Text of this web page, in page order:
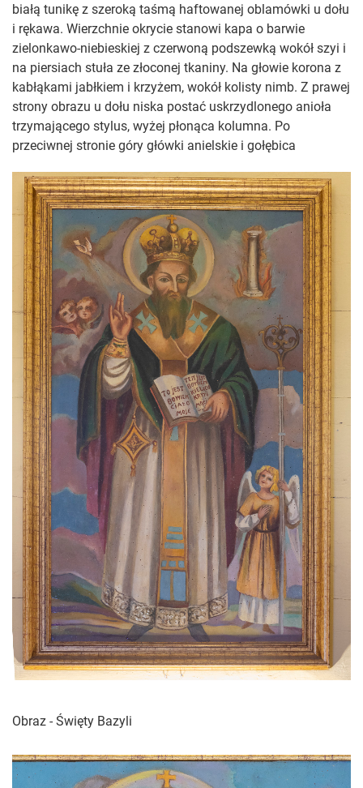
białą tunikę z szeroką taśmą haftowanej oblamówki u dołu
i rękawa. Wierzchnie okrycie stanowi kapa o barwie
zielonkawo-niebieskiej z czerwoną podszewką wokół szyi i
na piersiach stuła ze złoconej tkaniny. Na głowie korona z
kabłąkami jabłkiem i krzyżem, wokół kolisty nimb. Z prawej
strony obrazu u dołu niska postać uskrzydlonego anioła
trzymającego stylus, wyżej płonąca kolumna. Po
przeciwnej stronie góry główki anielskie i gołębica
Obraz - Święty Bazyli